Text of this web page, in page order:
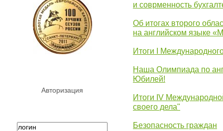
Авторизация
и соврменность
Об итогах второго
на английском языке
Итоги I
Наша Олимпиада по
Юбилей!
Итоги IV
своего дела"
Безопасность граждан